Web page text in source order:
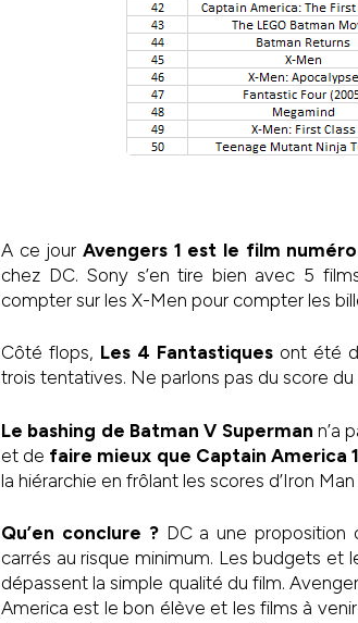
A ce jour Avengers 1 est le film
chez DC. Sony s’en tire bien avec 5
compter sur les X-Men pour compter les
Côté flops, Les 4 Fantastiquesont été
trois tentatives. Ne parlons pas du score
Le bashing de Batman V Superman n’a
et de faire mieux que Captain America
la hiérarchie en frôlant les scores d’Iron Man
Qu’en conclure ?DC a une proposition
carrés au risque minimum. Les budgets et
dépassent la simple qualité du film.
America est le bon élève et les films à